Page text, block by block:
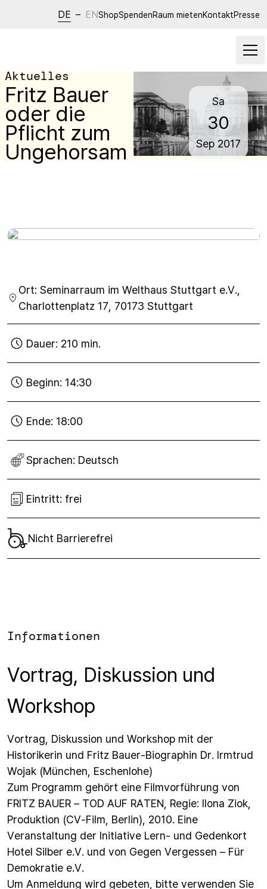
DE – ENShopSpendenRaum mietenKontaktPresse
Aktuelles
Fritz Bauer
oder die
Pflicht zum
Ungehorsam
Sa
30
Sep 2017
30
Sep 2017
Ort:Seminarraum im Welthaus Stuttgart e.V.,
Charlottenplatz 17, 70173 Stuttgart
Dauer: 210 min.
Beginn: 14:30
Ende: 18:00
Sprachen: Deutsch
Eintritt: frei
Nicht Barrierefrei
Informationen
Vortrag, Diskussion und
Workshop
Vortrag, Diskussion und Workshop mit der
Historikerin und Fritz Bauer-Biographin Dr. Irmtrud
Wojak (München, Eschenlohe)
Zum Programm gehört eine Filmvorführung von
FRITZ BAUER – TOD AUF RATEN, Regie: Ilona Ziok,
Produktion (CV-Film, Berlin), 2010. Eine
Veranstaltung der Initiative Lern- und Gedenkort
Hotel Silber e.V. und von Gegen Vergessen – Für
Demokratie e.V.
Um Anmeldung wird gebeten, bitte verwenden Sie